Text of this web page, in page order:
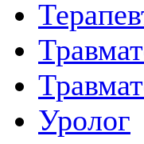
Уролог